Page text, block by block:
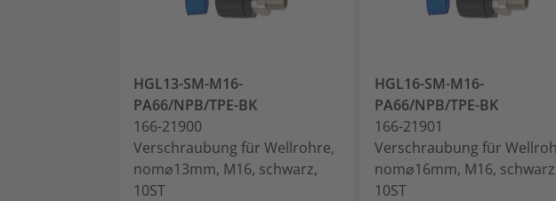
HGL13-SM-M16-
PA66/NPB/TPE-BK
166-21900
Verschraubung für Wellrohre,
nom⌀13mm, M16, schwarz,
10ST
HGL16-SM-M16-
PA66/NPB/TPE-BK
166-21901
Verschraubung für
nom⌀16mm, M16,
10ST